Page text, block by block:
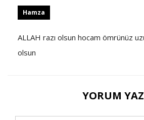
Hamza
ALLAH razı olsun hocam ömrünüz
olsun
YORUM YAZ